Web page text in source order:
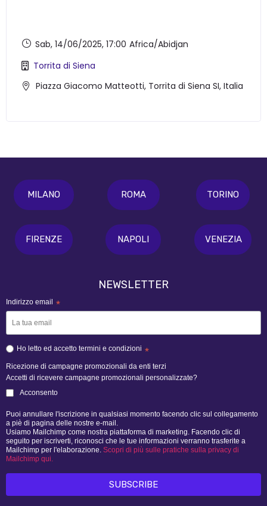
Piazza Giacomo Matteotti, Torrita di Siena SI, Italia
Torrita di Siena
Sab, 14/06/2025, 17:00 Africa/Abidjan
MILANO ROMA TORINO
FIRENZE NAPOLI VENEZIA
NEWSLETTER
Indirizzo email *
Ho letto ed accetto termini e condizioni *
Ricezione di campagne promozionali da enti terzi
Accetti di ricevere campagne promozionali personalizzate?
Acconsento
Puoi annullare l'iscrizione in qualsiasi momento facendo clic sul collegamento
a piè di pagina delle nostre e-mail.
Usiamo Mailchimp come nostra piattaforma di marketing. Facendo clic di
seguito per iscriverti, riconosci che le tue informazioni verranno trasferite a
Mailchimp per l'elaborazione. Scopri di più sulle pratiche sulla privacy di
Mailchimp qui.